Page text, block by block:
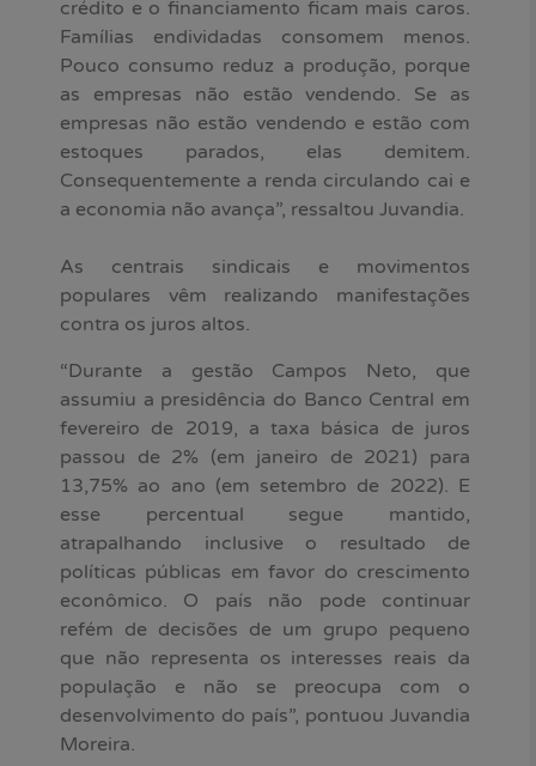
crédito e o financiamento ficam mais caros.
Famílias endividadas consomem menos.
Pouco consumo reduz a produção, porque
as empresas não estão vendendo. Se as
empresas não estão vendendo e estão com
estoques parados, elas demitem.
Consequentemente a renda circulando cai e
a economia não avança”, ressaltou Juvandia.
As centrais sindicais e movimentos
populares vêm realizando manifestações
contra os juros altos.
“Durante a gestão Campos Neto, que
assumiu a presidência do Banco Central em
fevereiro de 2019, a taxa básica de juros
passou de 2% (em janeiro de 2021) para
13,75% ao ano (em setembro de 2022). E
esse percentual segue mantido,
atrapalhando inclusive o resultado de
políticas públicas em favor do crescimento
econômico. O país não pode continuar
refém de decisões de um grupo pequeno
que não representa os interesses reais da
população e não se preocupa com o
desenvolvimento do país”, pontuou Juvandia
Moreira.